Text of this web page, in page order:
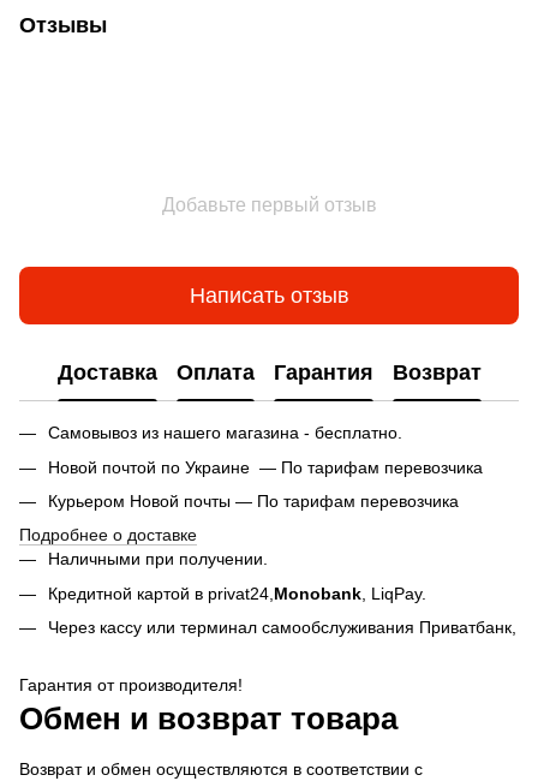
Отзывы
Добавьте первый отзыв
Написать отзыв
Доставка Оплата Гарантия Возврат
Самовывоз из нашего магазина - бесплатно.
Новой почтой по Украине — По тарифам перевозчика
Курьером Новой почты — По тарифам перевозчика
Подробнее о доставке
Наличными при получении.
Кредитной картой в privat24, Monobank LiqPay.
Через кассу или терминал самообслуживания Приватбанк,
Гарантия от производителя!
Обмен и возврат товара
Возврат и обмен осуществляются в соответствии с